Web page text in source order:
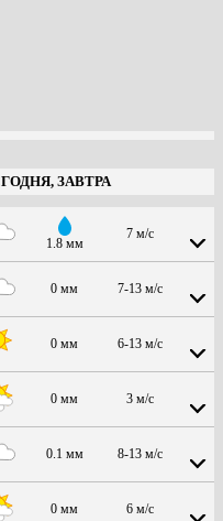
ЗАВТРА
1.8 мм
7 м/с
0 мм 7-13 м/с
0 мм 6-13 м/с
0 мм 3 м/с
0.1 мм 8-13 м/с
0 мм 6 м/с